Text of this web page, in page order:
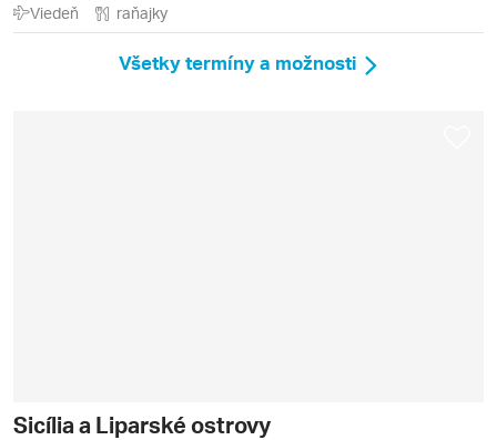
Viedeň raňajky
Všetky termíny a možnosti
Sicília a Liparské ostrovy